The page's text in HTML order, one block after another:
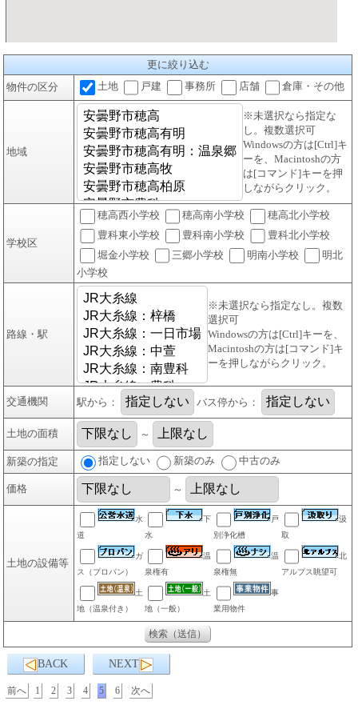
更に絞り込む
物件の区分
土地 戸建 事務所 店舗 倉庫・その他
地域
※未選択なら指定な
し。複数選択可
Windowsの方は[Ctrl]キ
ーを、Macintoshの方
は[コマンド]キーを押
しながらクリック。
学校区
穂高西小学校 穂高南小学校
穂高北小学校
豊科東小学校
豊科南小学校
豊科北小学校
堀金小学校
三郷小学校 明南小学校
明北
小学校
路線・駅
※未選択なら指定なし。複数
選択可
Windowsの方は[Ctrl]キーを、
Macintoshの方は[コマンド]キ
ーを押しながらクリック。
交通機関 駅から： バス停から：
土地の面積 ～
新築の指定 指定しない 新築のみ 中古のみ
価格 ～
土地の設備等
水
道
下
水
戸
別浄化槽
汲
取
ガ
ス（プロパン）
温
泉権有
温
泉権無
北
アルプス眺望可
土
地（温泉付き）
土
地（一般）
事
業用物件
BACK NEXT
前へ 1 2 3 4 5 6 次へ